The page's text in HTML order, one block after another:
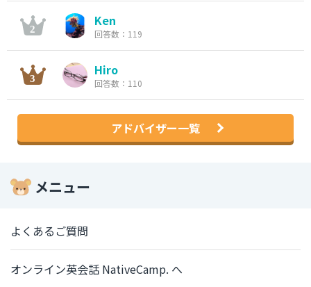
Ken
回答数：119
Hiro
回答数：110
アドバイザー一覧
メニュー
よくあるご質問
オンライン英会話 NativeCamp. へ